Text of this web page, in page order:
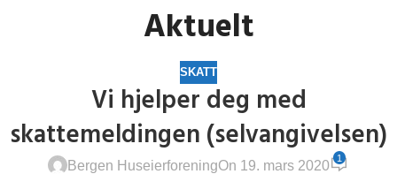
Aktuelt
SKATT
Vi hjelper deg med
skattemeldingen (selvangivelsen)
Bergen HuseierforeningOn 19. mars 2020
1